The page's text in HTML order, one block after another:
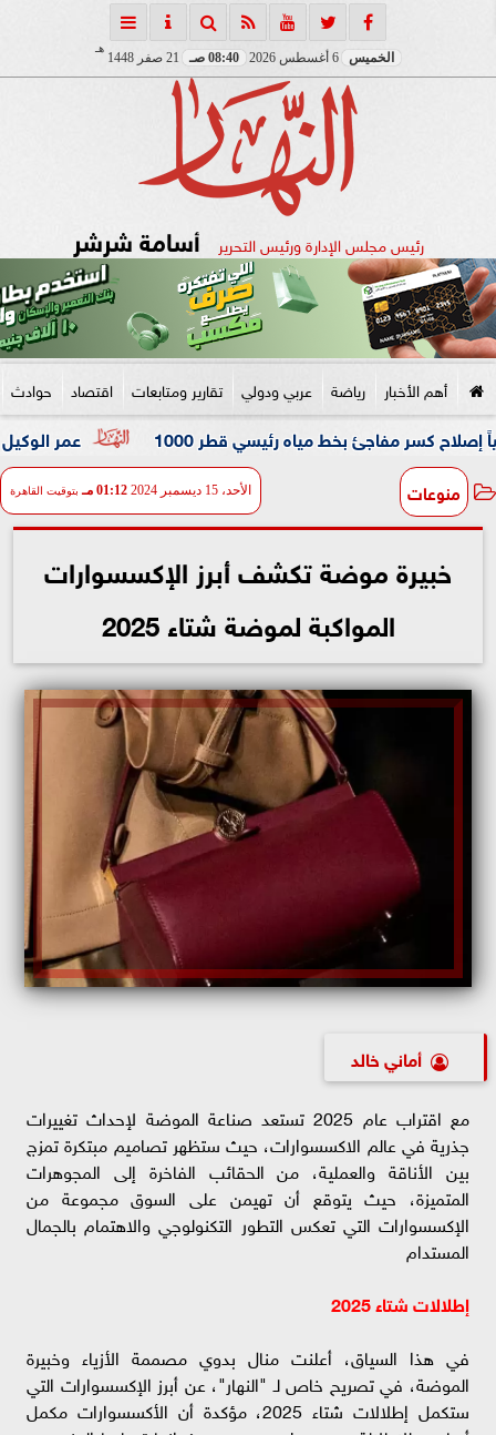
الخميس 08:40 صـ 21 صفر 1448
هـ
رئيس مجلس الإدارة ورئيس التحرير أسامة شرشر
أهم الأخبار رياضة عربي ودولي تقارير ومتابعات اقتصاد حوادث
عمر الوكيل ”بكار” مفاجئ بخط مياه رئيسي قطر 1000
منوعات الأحد، 15 ديسمبر 2024 01:12 مـ بتوقيت القاهرة
خبيرة موضة تكشف أبرز الإكسسوارات
المواكبة لموضة شتاء 2025
أماني خالد
مع اقتراب عام 2025 تستعد صناعة الموضة لإحداث تغييرات
جذرية في عالم الاكسسوارات، حيث ستظهر تصاميم مبتكرة تمزج
بين الأناقة والعملية، من الحقائب الفاخرة إلى المجوهرات
المتميزة، حيث يتوقع أن تهيمن على السوق مجموعة من
الإكسسوارات التي تعكس التطور التكنولوجي والاهتمام بالجمال
المستدام
إطلالات شتاء 2025
في هذا السياق، أعلنت منال بدوي مصممة الأزياء وخبيرة
الموضة، في تصريح خاص لـ "النهار"، عن أبرز الإكسسوارات التي
ستكمل إطلالات شتاء 2025، مؤكدة أن الأكسسوارات مكمل